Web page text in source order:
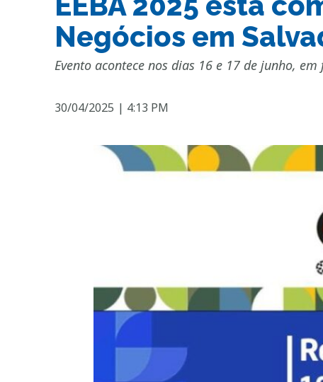
Negócios em
Evento acontece nos dias 16 e 17 de junho,
30/04/2025 | 4:13 PM